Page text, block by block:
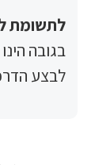
ליבך:תוקף
לשנתיים.
רענון